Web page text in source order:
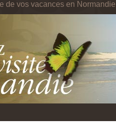
de vos vacances en Normandie